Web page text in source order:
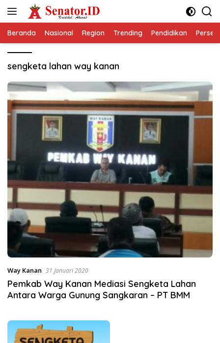
Beranda Nasional Region Trending Pendidikan
sengketa lahan way kanan
Way Kanan 31 Januari 2020
Pemkab Way Kanan Mediasi Sengketa Lahan
Antara Warga Gunung Sangkaran – PT BMM